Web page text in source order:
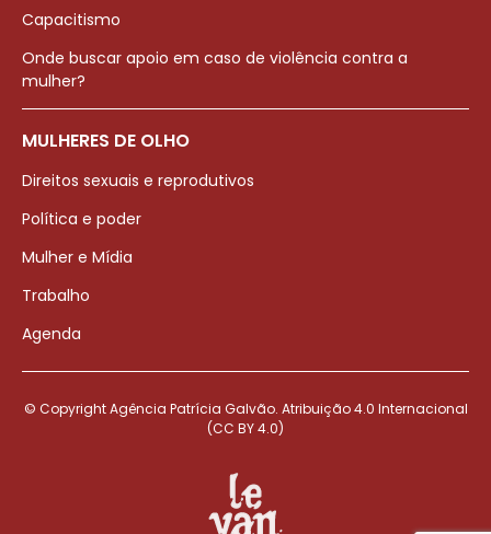
Capacitismo
Onde buscar apoio em caso de violência contra a
mulher?
MULHERES DE OLHO
Direitos sexuais e reprodutivos
Política e poder
Mulher e Mídia
Trabalho
Agenda
© Copyright Agência Patrícia Galvão. Atribuição 4.0 Internacional
(CC BY 4.0)